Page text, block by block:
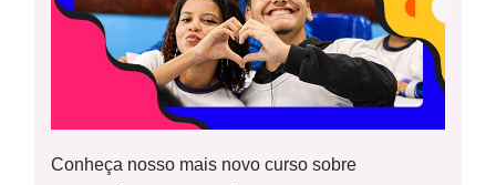
Conheça nosso mais novo curso sobre